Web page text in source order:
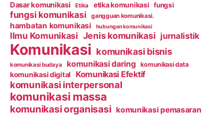
Dasar komunikasi Etika etika komunikasi fungsi
fungsi komunikasi gangguan komunikasi.
hambatan komunikasi hubungan komunikasi
Ilmu Komunikasi Jenis komunikasi jurnalistik
Komunikasi komunikasi bisnis
komunikasi budaya komunikasi daring komunikasi data
komunikasi digital Komunikasi Efektif
komunikasi interpersonal
komunikasi massa
komunikasi organisasi komunikasi pemasaran